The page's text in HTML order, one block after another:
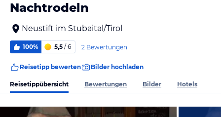
Nachtrodeln
Neustift im Stubaital/Tirol
100% 5,5 / 6 2 Bewertungen
Reisetipp bewerten Bilder hochladen
Reisetippübersicht Bewertungen Bilder Hotels